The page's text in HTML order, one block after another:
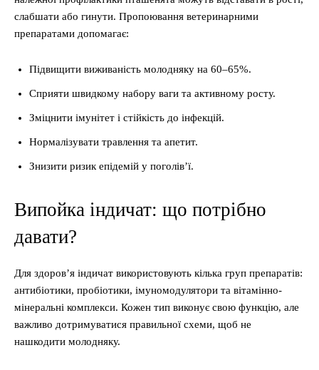
слабшати або гинути. Пропоювання ветеринарними
препаратами допомагає:
Підвищити виживаність молодняку на 60–65%.
Сприяти швидкому набору ваги та активному росту.
Зміцнити імунітет і стійкість до інфекцій.
Нормалізувати травлення та апетит.
Знизити ризик епідемій у поголів’ї.
Випойка індичат: що потрібно
давати?
Для здоров’я індичат використовують кілька груп препаратів:
антибіотики, пробіотики, імуномодулятори та вітамінно-
мінеральні комплекси. Кожен тип виконує свою функцію, але
важливо дотримуватися правильної схеми, щоб не
нашкодити молодняку.